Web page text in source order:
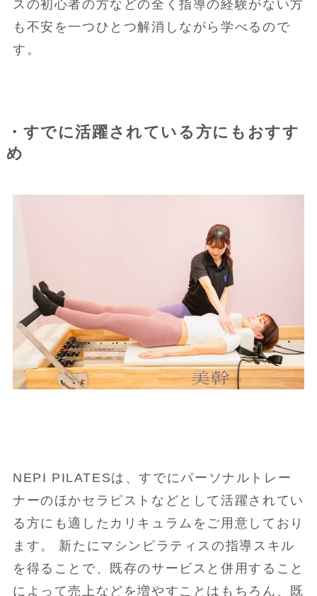
スの初心者の方などの全く指導の経験がない方
も不安を一つひとつ解消しながら学べるので
す。
・すでに活躍されている方にもおすす
め
NEPI PILATESは、すでにパーソナルトレー
ナーのほかセラピストなどとして活躍されてい
る方にも適したカリキュラムをご用意しており
ます。 新たにマシンピラティスの指導スキル
を得ることで、既存のサービスと併用すること
によって売上などを増やすことはもちろん、既